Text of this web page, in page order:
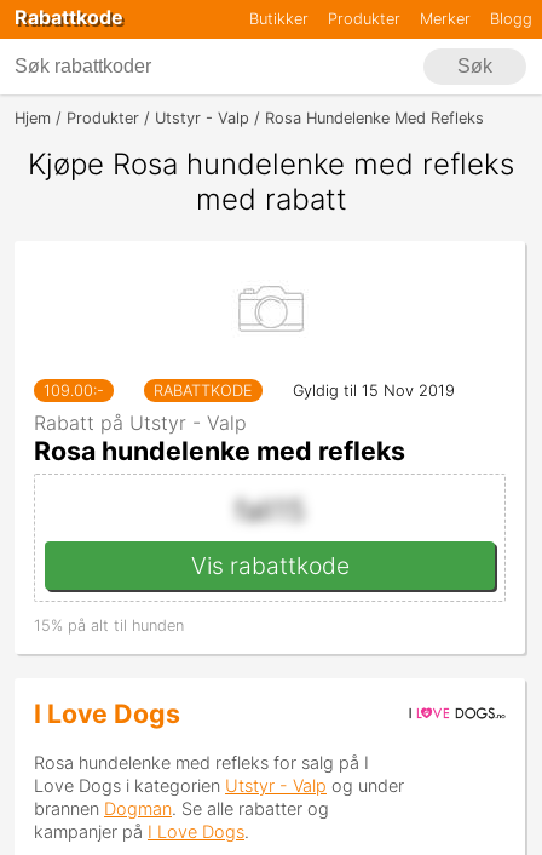
Rabattkode Butikker Produkter Merker Blogg
Søk
Hjem Produkter Utstyr - Valp Rosa Hundelenke Med Refleks
Kjøpe Rosa hundelenke med refleks
med rabatt
109.00:- RABATTKODE Gyldig til 15 Nov 2019
Rabatt på Utstyr - Valp
Rosa hundelenke med refleks
fall15
Vis rabattkode
15% på alt til hunden
I Love Dogs
Rosa hundelenke med refleks for salg på I
Love Dogs i kategorien Utstyr - Valp og under
brannen Dogman. Se alle rabatter og
kampanjer på I Love Dogs.